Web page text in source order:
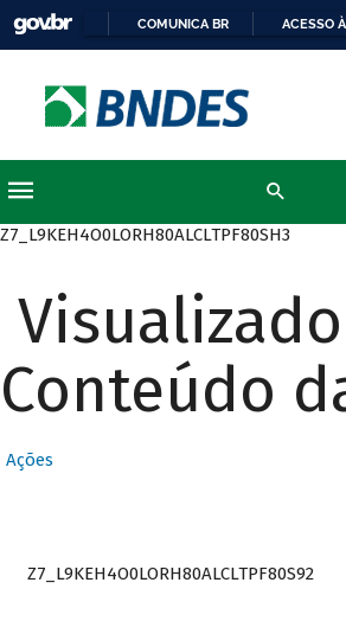
COMUNICA BR ACESSO
Z7_L9KEH4O0LORH80ALCLTPF80SH3
Conteúdo
Ações
Z7_L9KEH4O0LORH80ALCLTPF80S92